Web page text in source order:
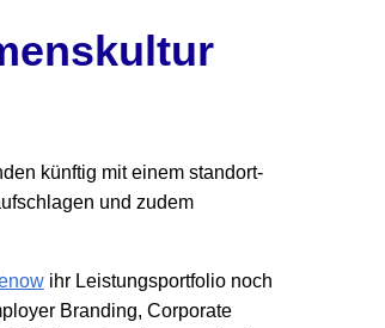
künftig mit einem standort-
und zudem
ihr Leistungsportfolio noch
Branding, Corporate